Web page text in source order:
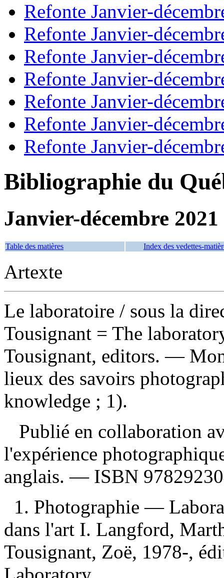
Refonte Janvier-
Refonte Janvier-
Refonte Janvier-
Refonte Janvier-
Refonte Janvier-
Refonte Janvier-
Refonte Janvier-
Bibliographie du
Janvier-décembre 2021
Table des matières Index des vedettes-
Artexte
Le laboratoire / sous la
Tousignant = The
Tousignant, editors. —
lieux des savoirs
knowledge ; 1).
Publié en collaboration
l'expérience
anglais. — ISBN
1. Photographie —
dans l'art I. Langford,
Tousignant, Zoë, 1978-,